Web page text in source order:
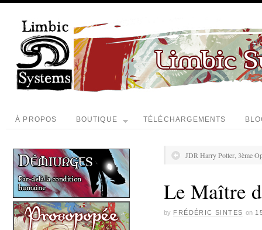
À PROPOS BOUTIQUE TÉLÉCHARGEMENTS
JDR Harry Potter, 3ème
Le Maître
by FRÉDÉRIC SINTES on